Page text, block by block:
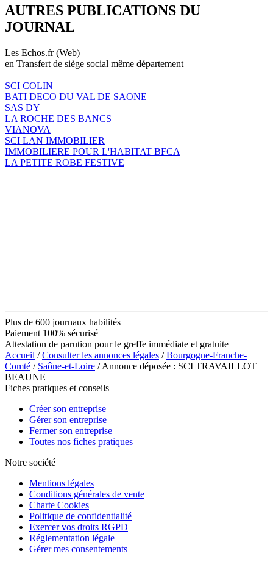
AUTRES PUBLICATIONS DU
JOURNAL
Les Echos.fr (Web)
en Transfert de siège social même département
SCI COLIN
BATI DECO DU VAL DE SAONE
SAS DY
LA ROCHE DES BANCS
VIANOVA
SCI LAN IMMOBILIER
IMMOBILIERE POUR L'HABITAT BFCA
LA PETITE ROBE FESTIVE
Plus de 600 journaux habilités
Paiement 100% sécurisé
Attestation de parution pour le greffe immédiate et gratuite
Accueil /Consulter les annonces légales /Bourgogne-Franche-
Comté / Saône-et-Loire / Annonce déposée : SCI TRAVAILLOT
BEAUNE
Fiches pratiques et conseils
Créer son entreprise
Gérer son entreprise
Fermer son entreprise
Toutes nos fiches pratiques
Notre société
Mentions légales
Conditions générales de vente
Charte Cookies
Politique de confidentialité
Exercer vos droits RGPD
Réglementation légale
Gérer mes consentements